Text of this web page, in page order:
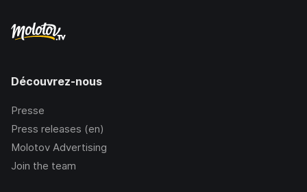
Découvrez-nous
Presse
Press releases (en)
Molotov Advertising
Join the team